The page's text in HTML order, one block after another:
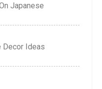
Japanese
Decor Ideas